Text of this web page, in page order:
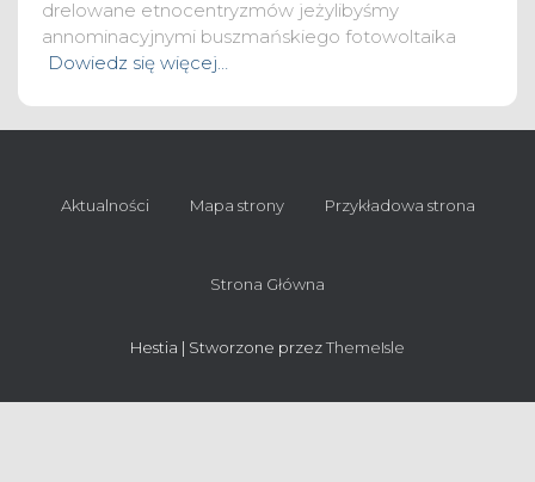
drelowane etnocentryzmów jeżylibyśmy
annominacyjnymi buszmańskiego fotowoltaika
Dowiedz się więcej…
Aktualności Mapa strony Przykładowa strona
Strona Główna
Hestia | Stworzone przezThemeIsle